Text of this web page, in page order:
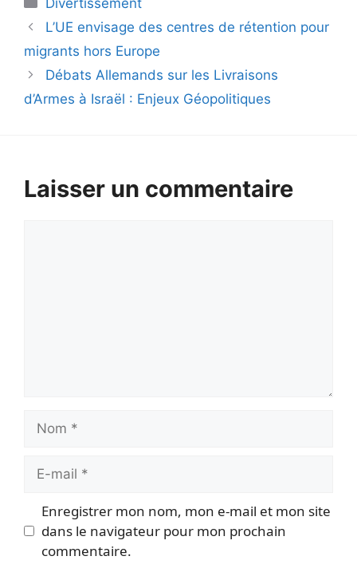
L’UE envisage des centres de rétention pour
migrants hors Europe
Débats Allemands sur les Livraisons
d’Armes à Israël : Enjeux Géopolitiques
Laisser un commentaire
mail
Enregistrer mon nom, mon e-mail et mon site
dans le navigateur pour mon prochain
commentaire.